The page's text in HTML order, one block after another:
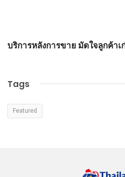
บริการหลังการขาย มัดใจลูกค้า
Tags
Featured